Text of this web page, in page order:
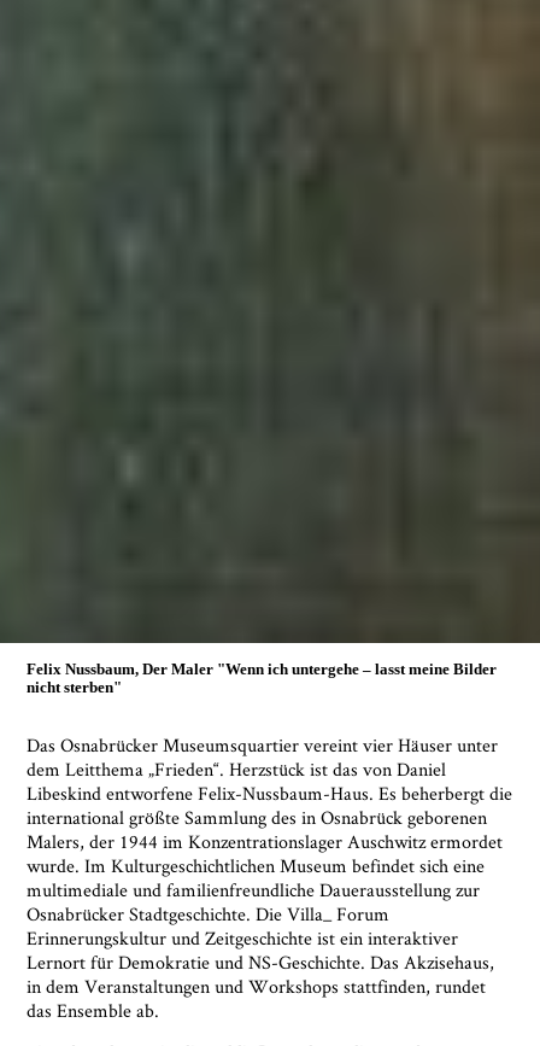
Felix Nussbaum, Der Maler "Wenn ich untergehe – lasst meine Bilder
nicht sterben"
Das Osnabrücker Museumsquartier vereint vier Häuser unter
dem Leitthema „Frieden“. Herzstück ist das von Daniel
Libeskind entworfene Felix-Nussbaum-Haus. Es beherbergt die
international größte Sammlung des in Osnabrück geborenen
Malers, der 1944 im Konzentrationslager Auschwitz ermordet
wurde. Im Kulturgeschichtlichen Museum befindet sich eine
multimediale und familienfreundliche Dauerausstellung zur
Osnabrücker Stadtgeschichte. Die Villa_ Forum
Erinnerungskultur und Zeitgeschichte ist ein interaktiver
Lernort für Demokratie und NS-Geschichte. Das Akzisehaus,
in dem Veranstaltungen und Workshops stattfinden, rundet
das Ensemble ab.